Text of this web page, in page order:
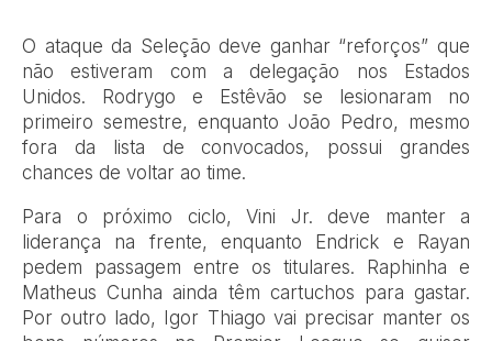
O ataque da Seleção deve ganhar “reforços” que
não estiveram com a delegação nos Estados
Unidos. Rodrygo e Estêvão se lesionaram no
primeiro semestre, enquanto João Pedro, mesmo
fora da lista de convocados, possui grandes
chances de voltar ao time.
Para o próximo ciclo, Vini Jr. deve manter a
liderança na frente, enquanto Endrick e Rayan
pedem passagem entre os titulares. Raphinha e
Matheus Cunha ainda têm cartuchos para gastar.
Por outro lado, Igor Thiago vai precisar manter os